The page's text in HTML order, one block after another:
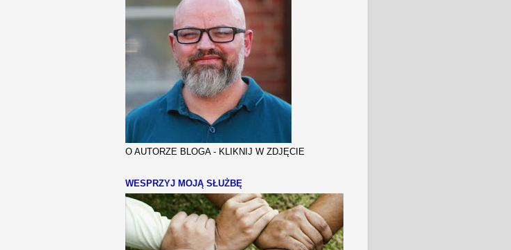
O AUTORZE BLOGA - KLIKNIJ W ZDJĘCIE
WESPRZYJ MOJĄ SŁUŻBĘ